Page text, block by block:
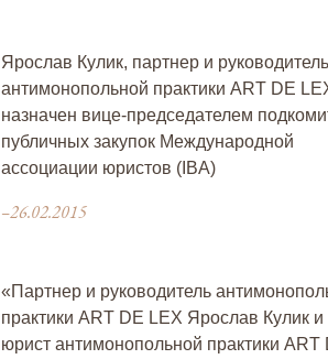
Ярослав Кулик, партнер и руководитель
антимонопольной практики ART DE
назначен вице-председателем
публичных закупок Международной
ассоциации юристов (IBA)
–26.02.2015
«Партнер и руководитель
практики ART DE LEX Ярослав Кулик и
юрист антимонопольной практики ART